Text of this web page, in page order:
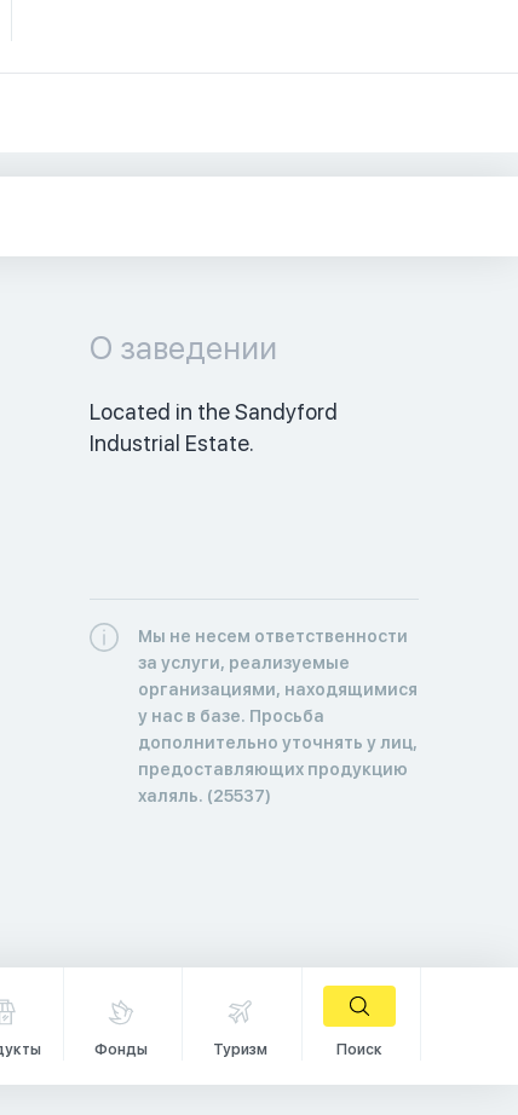
О заведении
Located in the Sandyford
Industrial Estate.
Мы не несем ответственности
за услуги, реализуемые
организациями, находящимися
у нас в базе. Просьба
дополнительно уточнять у лиц,
предоставляющих продукцию
халяль. (25537)
Фонды Туризм Поиск